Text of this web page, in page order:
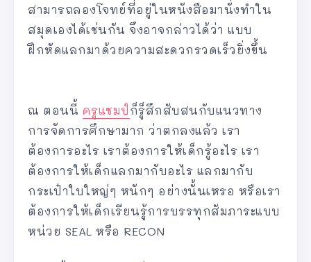
สามารถลองโจทย์ที่อยู่ในหนังสือมานั่งทำใน
สมุดเองได้เช่นกัน จึงอาจกล่าวได้ว่า แบบ
ฝึกหัดแลกมาด้วยความสะดวกรวดเร็วยิ่งขึ้น
ณ ตอนนี้ ครูแชมป์ก็รู็สึกสับสนกับแนวทาง
การจัดการศึกษามาก ว่าตกลงแล้ว เรา
ต้องการอะไร เราต้องการให้เด็กรู้อะไร เรา
ต้องการให้เด็กแลกมากับอะไร แลกมากับ
กระเป๋าใบใหญ่ๆ หนักๆ อย่างนั้นเหรอ หรือเรา
ต้องการให้เด็กเรียนรู้การบรรทุกสัมภาระแบบ
หน่วย SEAL หรือ RECON